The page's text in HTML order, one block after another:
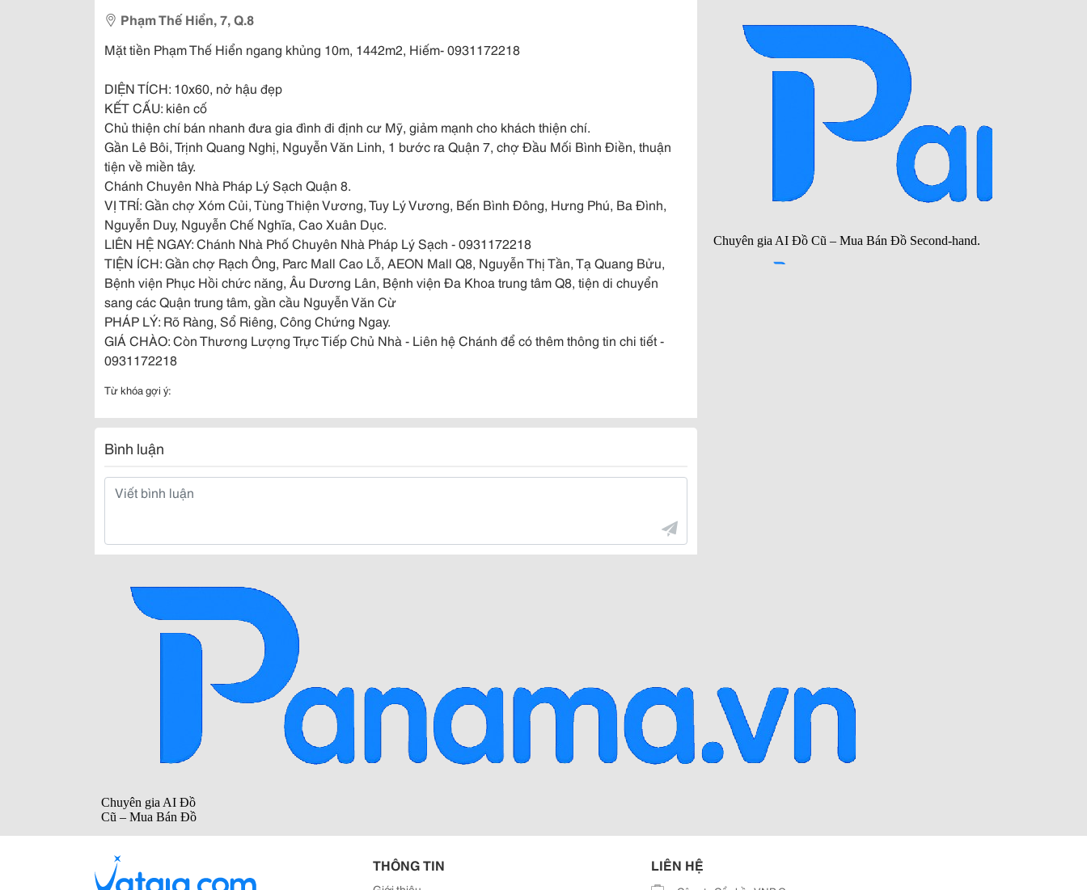
Phạm Thế Hiển, 7, Q.8
Mặt tiền Phạm Thế Hiển ngang khủng 10m, 1442m2, Hiếm- 0931172218
DIỆN TÍCH: 10x60, nở hậu đẹp
KẾT CẤU: kiên cố
Chủ thiện chí bán nhanh đưa gia đình đi định cư Mỹ, giảm mạnh cho khách thiện chí.
Gần Lê Bôi, Trịnh Quang Nghị, Nguyễn Văn Linh, 1 bước ra Quận 7, chợ Đầu Mối Bình Điền, thuận
tiện về miền tây.
Chánh Chuyên Nhà Pháp Lý Sạch Quận 8.
VỊ TRÍ: Gần chợ Xóm Củi, Tùng Thiện Vương, Tuy Lý Vương, Bến Bình Đông, Hưng Phú, Ba Đình,
Nguyễn Duy, Nguyễn Chế Nghĩa, Cao Xuân Dục.
LIÊN HỆ NGAY: Chánh Nhà Phố Chuyên Nhà Pháp Lý Sạch - 0931172218
TIỆN ÍCH: Gần chợ Rạch Ông, Parc Mall Cao Lỗ, AEON Mall Q8, Nguyễn Thị Tần, Tạ Quang Bửu,
Bệnh viện Phục Hồi chức năng, Âu Dương Lân, Bệnh viện Đa Khoa trung tâm Q8, tiện di chuyển
sang các Quận trung tâm, gần cầu Nguyễn Văn Cừ
PHÁP LÝ: Rõ Ràng, Sổ Riêng, Công Chứng Ngay.
GIÁ CHÀO: Còn Thương Lượng Trực Tiếp Chủ Nhà - Liên hệ Chánh để có thêm thông tin chi tiết -
0931172218
Từ khóa gợi ý:
Bình luận
THÔNG TIN LIÊN HỆ